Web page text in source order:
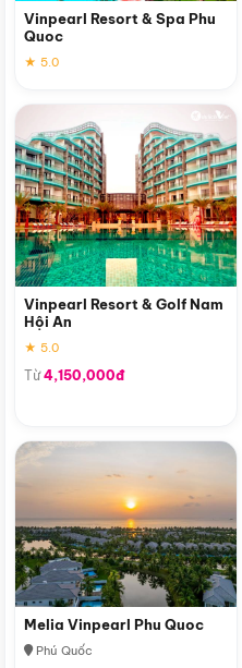
Vinpearl Resort & Spa Phu
Quoc
★ 5.0
Vinpearl Resort & Golf Nam
Hội An
★ 5.0
Từ4,150,000đ
Melia Vinpearl Phu Quoc
Phú Quốc